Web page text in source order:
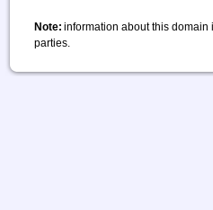
Note: information about this domain
parties.